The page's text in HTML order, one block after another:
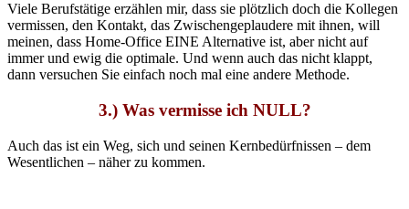
Viele Berufstätige erzählen mir, dass sie plötzlich doch die Kollegen
vermissen, den Kontakt, das Zwischengeplaudere mit ihnen, will
meinen, dass Home-Office EINE Alternative ist, aber nicht auf
immer und ewig die optimale. Und wenn auch das nicht klappt,
dann versuchen Sie einfach noch mal eine andere Methode.
3.) Was vermisse ich NULL?
Auch das ist ein Weg, sich und seinen Kernbedürfnissen – dem
Wesentlichen – näher zu kommen.